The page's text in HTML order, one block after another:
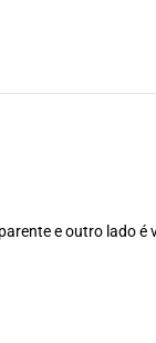
e outro lado